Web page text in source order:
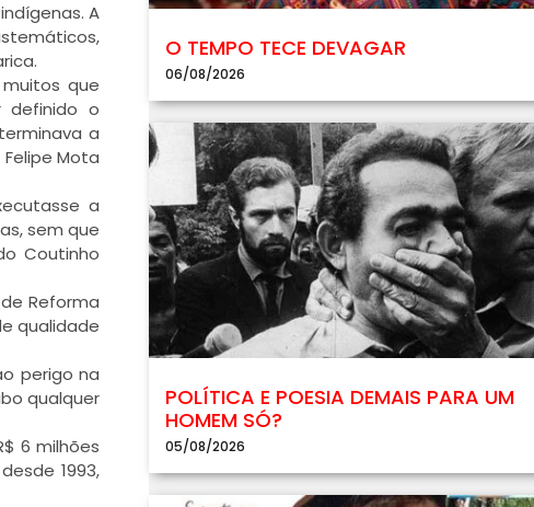
A
que
definido o
a
Mota
a
sem que
Coutinho
Reforma
qualidade
perigo na
qualquer
6 milhões
1993,
O TEMPO TECE DEVAGAR
06/08/2026
POLÍTICA E POESIA DEMAIS PARA UM
HOMEM SÓ?
05/08/2026